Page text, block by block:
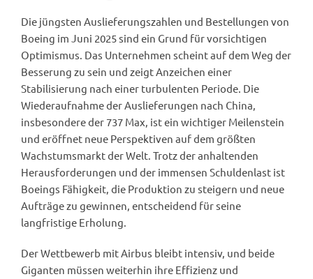
Die jüngsten Auslieferungszahlen und Bestellungen von
Boeing im Juni 2025 sind ein Grund für vorsichtigen
Optimismus. Das Unternehmen scheint auf dem Weg der
Besserung zu sein und zeigt Anzeichen einer
Stabilisierung nach einer turbulenten Periode. Die
Wiederaufnahme der Auslieferungen nach China,
insbesondere der 737 Max, ist ein wichtiger Meilenstein
und eröffnet neue Perspektiven auf dem größten
Wachstumsmarkt der Welt. Trotz der anhaltenden
Herausforderungen und der immensen Schuldenlast ist
Boeings Fähigkeit, die Produktion zu steigern und neue
Aufträge zu gewinnen, entscheidend für seine
langfristige Erholung.
Der Wettbewerb mit Airbus bleibt intensiv, und beide
Giganten müssen weiterhin ihre Effizienz und